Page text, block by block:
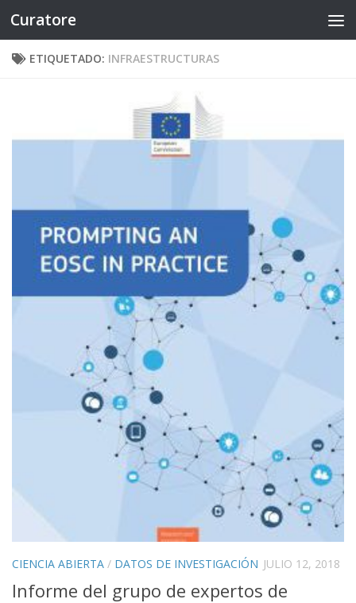
Saltar al contenido
Curatore
ETIQUETADO: INFRAESTRUCTURAS
CIENCIA ABIERTA / DATOS DE INVESTIGACIÓN JULIO 12, 2018
Informe del grupo de expertos de